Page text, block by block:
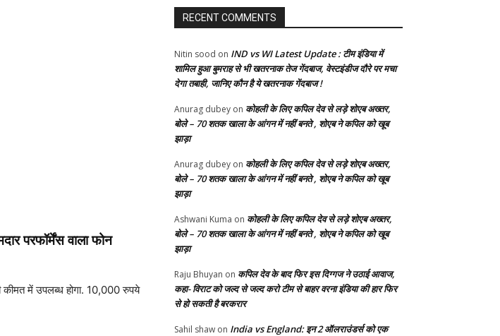
परफॉर्मेंस वाला फोन
कीमत में उपलब्ध होगा. 10,000 रुपये
RECENT COMMENTS
Nitin sood on IND vs WI Latest Update : टीम इंडिया में
शामिल हुआ बुमराह से भी खतरनाक तेज गेंदबाज, वेस्टइंडीज दौरे पर मचा
देगा तबाही, जानिए कौन है ये खतरनाक गेंदबाज !
Anurag dubey on कोहली के लिए कपिल देव से लड़े शोएब अख्तर,
बोले – 70 शतक खाला के आंगन में नहीं बनते , शोएब ने कपिल को खूब
झाड़ा
Anurag dubey on कोहली के लिए कपिल देव से लड़े शोएब अख्तर,
बोले – 70 शतक खाला के आंगन में नहीं बनते , शोएब ने कपिल को खूब
झाड़ा
Ashwani Kuma on कोहली के लिए कपिल देव से लड़े शोएब अख्तर,
बोले – 70 शतक खाला के आंगन में नहीं बनते , शोएब ने कपिल को खूब
झाड़ा
Raju Bhuyan on कपिल देव के बाद फिर इस दिग्गज ने उठाई आवाज,
कहा- विराट को जल्द से जल्द करो टीम से बाहर वरना इंडिया की हार फिर
से हो सकती है बरकरार
Sahil shaw on India vs England: इन 2 ऑलराउंडर्स को एक